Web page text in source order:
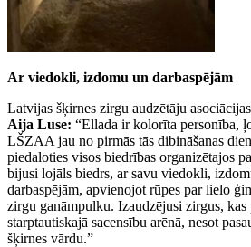
Ar viedokli, izdomu un darbaspējām
Latvijas šķirnes zirgu audzētāju
Aija Luse: “Ellada ir kolorīta personība,
LŠZAA jau no pirmās tās dibināšanas
piedaloties visos biedrības organizētajos
bijusi lojāls biedrs, ar savu viedokli,
darbaspējām, apvienojot rūpes par lielo
zirgu ganāmpulku. Izaudzējusi zirgus,
starptautiskajā sacensību arēnā, nesot
šķirnes vārdu.”